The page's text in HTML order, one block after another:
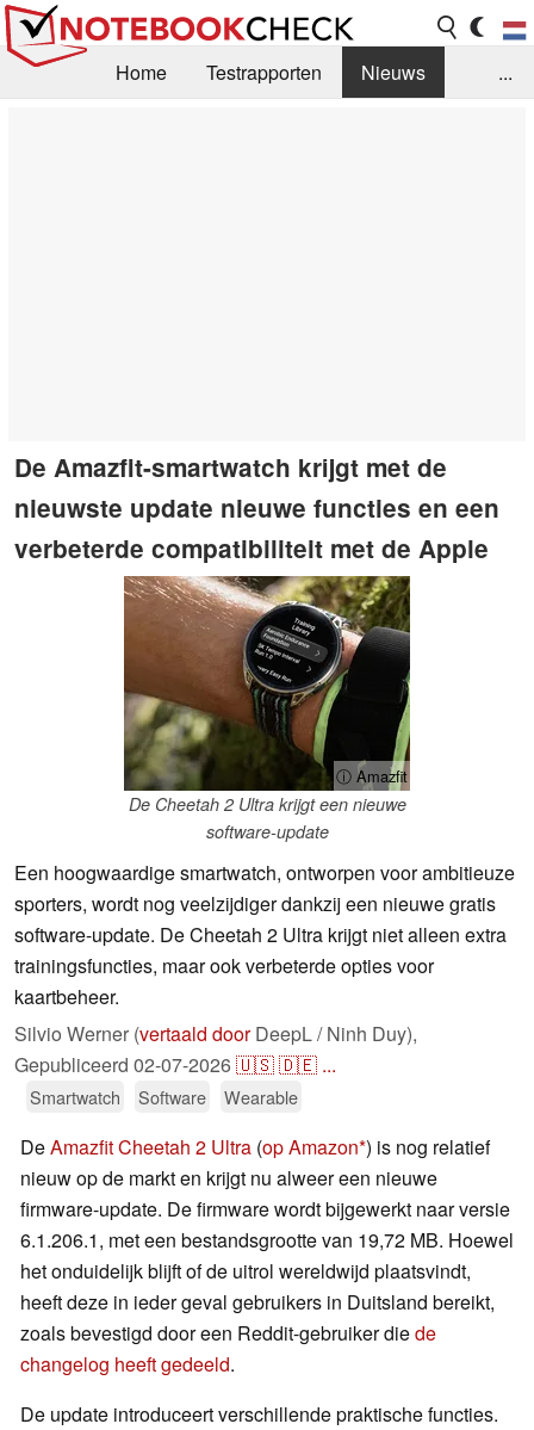
Home Testrapporten
Nieuws
...
De Amazfit-smartwatch krijgt met de
nieuwste update nieuwe functies en een
verbeterde compatibiliteit met de Apple
ⓘ Amazfit
De Cheetah 2 Ultra krijgt een nieuwe
software-update
Een hoogwaardige smartwatch, ontworpen voor ambitieuze
sporters, wordt nog veelzijdiger dankzij een nieuwe gratis
software-update. De Cheetah 2 Ultra krijgt niet alleen extra
trainingsfuncties, maar ook verbeterde opties voor
kaartbeheer.
Silvio Werner (vertaald doorDeepL / Ninh Duy),
Gepubliceerd 02-07-2026🇺🇸🇩🇪 ...
Smartwatch Software Wearable
DeAmazfit Cheetah 2 Ultra (op Amazon ) is nog relatief
nieuw op de markt en krijgt nu alweer een nieuwe
firmware-update. De firmware wordt bijgewerkt naar versie
6.1.206.1, met een bestandsgrootte van 19,72 MB. Hoewel
het onduidelijk blijft of de uitrol wereldwijd plaatsvindt,
heeft deze in ieder geval gebruikers in Duitsland bereikt,
zoals bevestigd door een Reddit-gebruiker diede
changelog heeft gedeeld.
De update introduceert verschillende praktische functies.